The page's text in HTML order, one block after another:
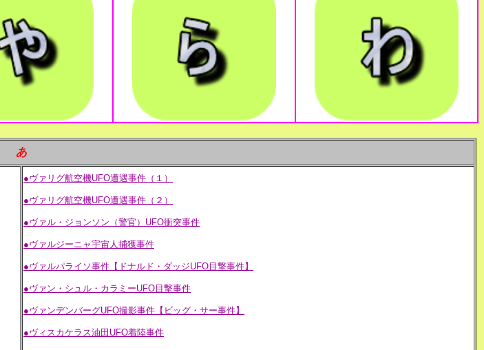
あ
●ヴァリグ航空機UFO遭遇事件（１）
●ヴァリグ航空機UFO遭遇事件（２）
●ヴァル・ジョンソン（警官）UFO衝突事件
●ヴァルジーニャ宇宙人捕獲事件
●ヴァルパライソ事件【ドナルド・ダッジUFO目撃事件】
●ヴァン・シュル・カラミーUFO目撃事件
●ヴァンデンバーグUFO撮影事件【ビッグ・サー事件】
●ヴィスカケラス油田UFO着陸事件